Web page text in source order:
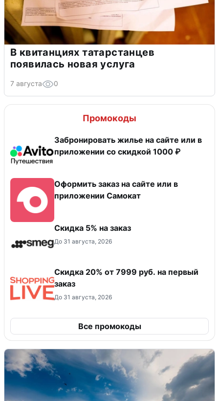
В квитанциях татарстанцев
появилась новая услуга
7 августа 0
Промокоды
Забронировать жилье на сайте или в
приложении со скидкой 1000 ₽
Оформить заказ на сайте или в
приложении Самокат
Скидка 5% на заказ
До 31 августа, 2026
Скидка 20% от 7999 руб. на первый
заказ
До 31 августа, 2026
Все промокоды